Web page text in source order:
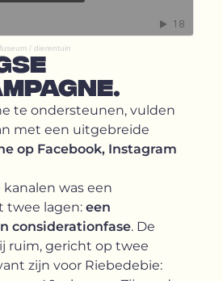
/ dierentuin
te ondersteunen, vulden
met een uitgebreide
op Facebook, Instagram
was een
twee lagen: een
considerationfase. De
ruim, gericht op twee
zijn voor Riebedebie: